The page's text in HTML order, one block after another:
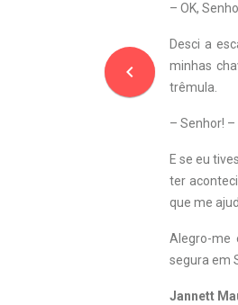
navigate_before
– OK,
Desci a
minhas
trêmula.
– Senhor!
E se eu
ter
que me
Alegro-me
segura em
Jannett